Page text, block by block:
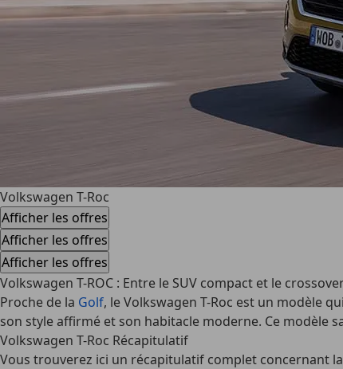
Volkswagen T-Roc
Afficher les offres
Afficher les offres
Afficher les offres
Volkswagen T-ROC : Entre le SUV compact et le
Proche de la Golf, le Volkswagen T-Roc est un modèle
son style affirmé et son habitacle moderne. Ce modèle
Volkswagen T-Roc Récapitulatif
Vous trouverez ici un récapitulatif complet concernant